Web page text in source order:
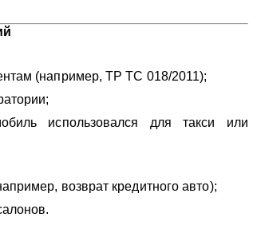
(например, ТР ТС 018/2011);
использовался для такси или
возврат кредитного авто);